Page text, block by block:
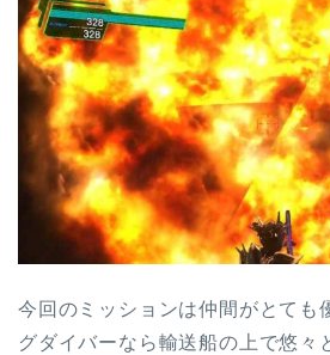
今回のミッションは仲間がとても
グダイバーなら輸送船の上で悠々